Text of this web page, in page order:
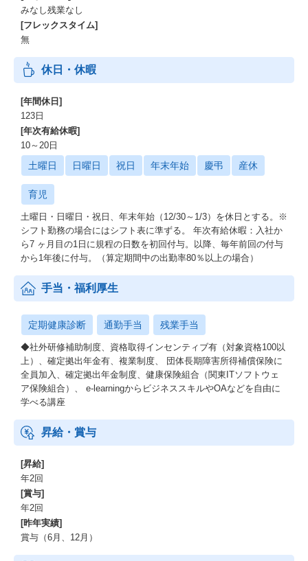
みなし残業なし
[フレックスタイム]
無
休日・休暇
[年間休日]
123日
[年次有給休暇]
10～20日
土曜日 日曜日 祝日 年末年始 慶弔 産休
育児
土曜日・日曜日・祝日、年末年始（12/30～1/3）を休日とする。※
シフト勤務の場合にはシフト表に準ずる。 年次有給休暇：入社か
ら7 ヶ月目の1日に規程の日数を初回付与。以降、毎年前回の付与
から1年後に付与。（算定期間中の出勤率80％以上の場合）
手当・福利厚生
定期健康診断 通勤手当 残業手当
◆社外研修補助制度、資格取得インセンティブ有（対象資格100以
上）、確定拠出年金有、複業制度、 団体長期障害所得補償保険に
全員加入、確定拠出年金制度、健康保険組合（関東ITソフトウェ
ア保険組合）、 e-learningからビジネススキルやOAなどを自由に
学べる講座
昇給・賞与
[昇給]
年2回
[賞与]
年2回
[昨年実績]
賞与（6月、12月）